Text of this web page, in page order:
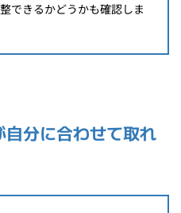
できるかどうかも確認しま
自分に合わせて取れ